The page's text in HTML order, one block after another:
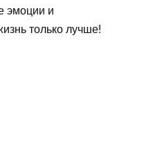
эмоции и
только лучше!